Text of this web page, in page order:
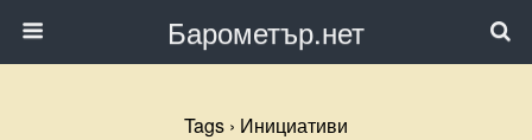
Барометър.нет
Tags › Инициативи